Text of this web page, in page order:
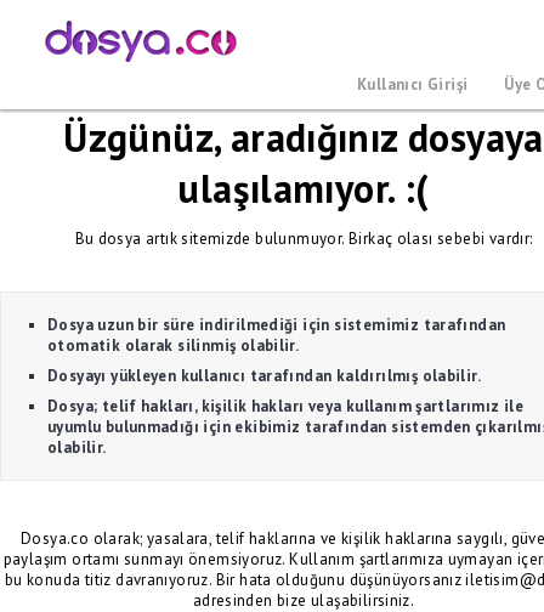
Kullanıcı Girişi Üye
Üzgünüz, aradığınız dosyaya
ulaşılamıyor. :(
Bu dosya artık sitemizde bulunmuyor. Birkaç olası sebebi vardır:
Dosya uzun bir süre indirilmediği için sistemimiz tarafından
otomatik olarak silinmiş olabilir.
Dosyayı yükleyen kullanıcı tarafından kaldırılmış olabilir.
Dosya; telif hakları, kişilik hakları veya kullanım şartlarımız ile
uyumlu bulunmadığı için ekibimiz tarafından sistemden
olabilir.
Dosya.co olarak; yasalara, telif haklarına ve kişilik haklarına saygılı,
paylaşım ortamı sunmayı önemsiyoruz. Kullanım şartlarımıza uymayan
bu konuda titiz davranıyoruz. Bir hata olduğunu düşünüyorsanız
adresinden bize ulaşabilirsiniz.